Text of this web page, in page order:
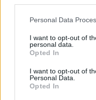
Personal Data
I want to opt-out of
personal data.
Opted In
I want to opt-out of
Personal Data.
Opted In
jogfolytonosan működő
óriási tapasztalatával,
megbízhatóságával
műkereskedelem
megújult BÁV Aukciósház
műkereskedelem egyik